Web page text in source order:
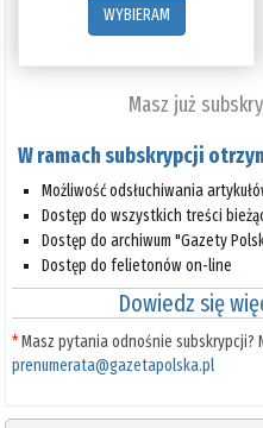
WYBIERAM
Masz już
W ramach subskrypcji
Możliwość odsłuchiwania
Dostęp do wszystkich treści
Dostęp do archiwum "Gazety
Dostęp do felietonów on-line
Dowiedz się
*Masz pytania odnośnie subskrypcji?
prenumerata@gazetapolska.pl